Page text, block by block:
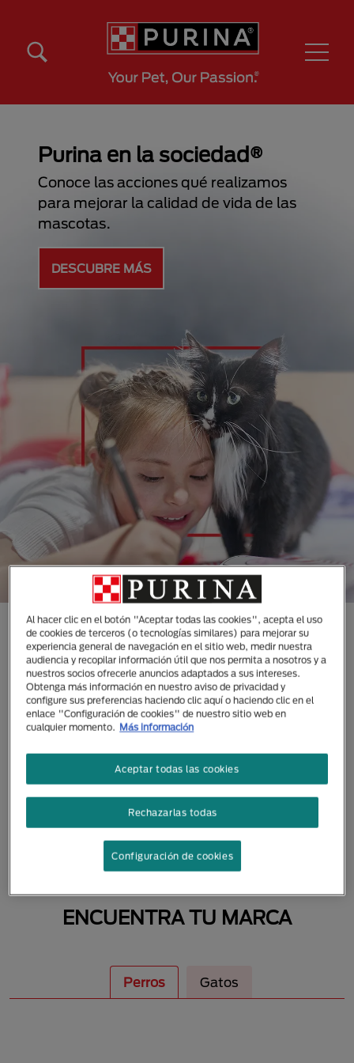
Purina en la sociedad®
Conoce las acciones qué realizamos
para mejorar la calidad de vida de las
mascotas.
DESCUBRE MÁS
CONOCE TODAS NUESTRAS
MARCAS DISEÑADAS
ESPECIALMENTE PARA LAS
NECESIDADES DE TUS
MASCOTAS
ENCUENTRA TU MARCA
Perros Gatos
Al hacer clic en el botón "Aceptar todas las cookies", acepta el uso
de cookies de terceros (o tecnologías similares) para mejorar su
experiencia general de navegación en el sitio web, medir nuestra
audiencia y recopilar información útil que nos permita a nosotros y a
nuestros socios ofrecerle anuncios adaptados a sus intereses.
Obtenga más información en nuestro aviso de privacidad y
configure sus preferencias haciendo clic aquí o haciendo clic en el
enlace "Configuración de cookies" de nuestro sitio web en
cualquier momento.
Más información
Rechazarlas todas
Aceptar todas las cookies
Configuración de cookies